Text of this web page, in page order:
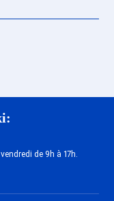
de 9h à 17h.